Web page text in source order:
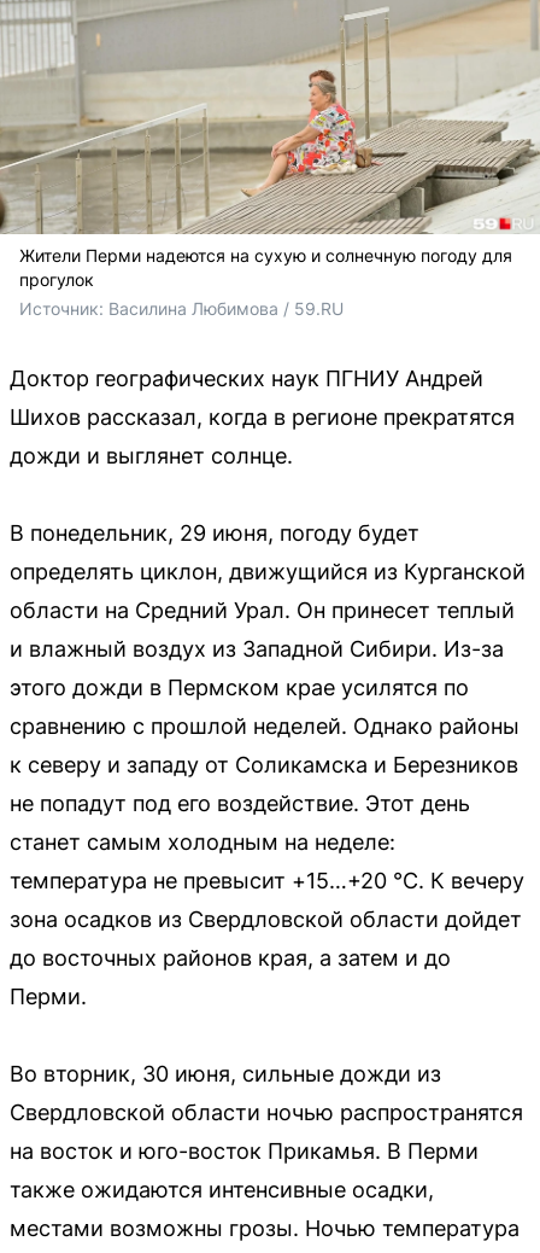
Жители Перми надеются на сухую и солнечную погоду для
прогулок
Источник: Василина Любимова / 59.RU
Доктор географических наук ПГНИУ Андрей
Шихов рассказал, когда в регионе прекратятся
дожди и выглянет солнце.
В понедельник, 29 июня, погоду будет
определять циклон, движущийся из Курганской
области на Средний Урал. Он принесет теплый
и влажный воздух из Западной Сибири. Из-за
этого дожди в Пермском крае усилятся по
сравнению с прошлой неделей. Однако районы
к северу и западу от Соликамска и Березников
не попадут под его воздействие. Этот день
станет самым холодным на неделе:
температура не превысит +15…+20 °C. К вечеру
зона осадков из Свердловской области дойдет
до восточных районов края, а затем и до
Перми.
Во вторник, 30 июня, сильные дожди из
Свердловской области ночью распространятся
на восток и юго-восток Прикамья. В Перми
также ожидаются интенсивные осадки,
местами возможны грозы. Ночью температура